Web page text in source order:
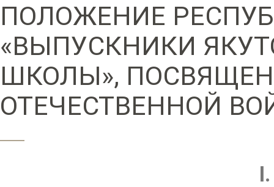
ПОЛОЖЕНИЕ
«ВЫПУСКНИКИ
ШКОЛЫ»,
ОТЕЧЕСТВЕННОЙ